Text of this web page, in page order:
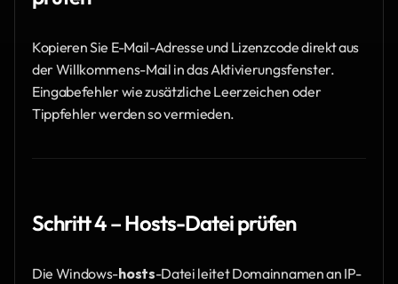
Kopieren Sie E-Mail-Adresse und Lizenzcode direkt aus
der Willkommens-Mail in das Aktivierungsfenster.
Eingabefehler wie zusätzliche Leerzeichen oder
Tippfehler werden so vermieden.
Schritt 4 – Hosts-Datei prüfen
Die Windows-hosts-Datei leitet Domainnamen an IP-